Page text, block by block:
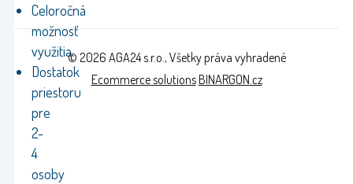
Celoročná
možnosť
využitia
Dostatok
priestoru
pre
2-
4
osoby
© 2026 AGA24 s.r.o., Všetky práva vyhradené
Ecommerce solutionsBINARGON.cz